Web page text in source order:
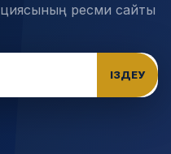
ресми сайты
ІЗДЕУ